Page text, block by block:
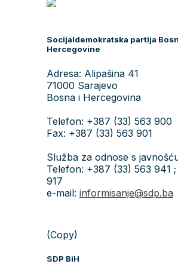
Socijaldemokratska partija
Hercegovine
Adresa: Alipašina 41
71000 Sarajevo
Bosna i Hercegovina
Telefon: +387 (33) 563 900
Fax: +387 (33) 563 901
Služba za odnose s
Telefon: +387 (33) 563 941 ;
917
e-mail: informisanje@sdp.ba
(Copy)
SDP BiH